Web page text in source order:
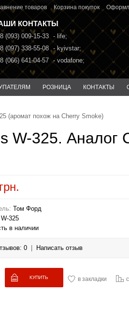
товаров Корзина покупок
КОНТАКТЫ
(093) 009-15-33
- life;
(097) 338-55-08 - kyivstar;
(066) 641-04-57 - vodafone;
РОЗНИЦА КОНТАКТЫ
(аромат похож на Cherry Smoke)
W-325. Аналог
Том Форд
W-325
в наличии
0 Написать отзыв
в закладки